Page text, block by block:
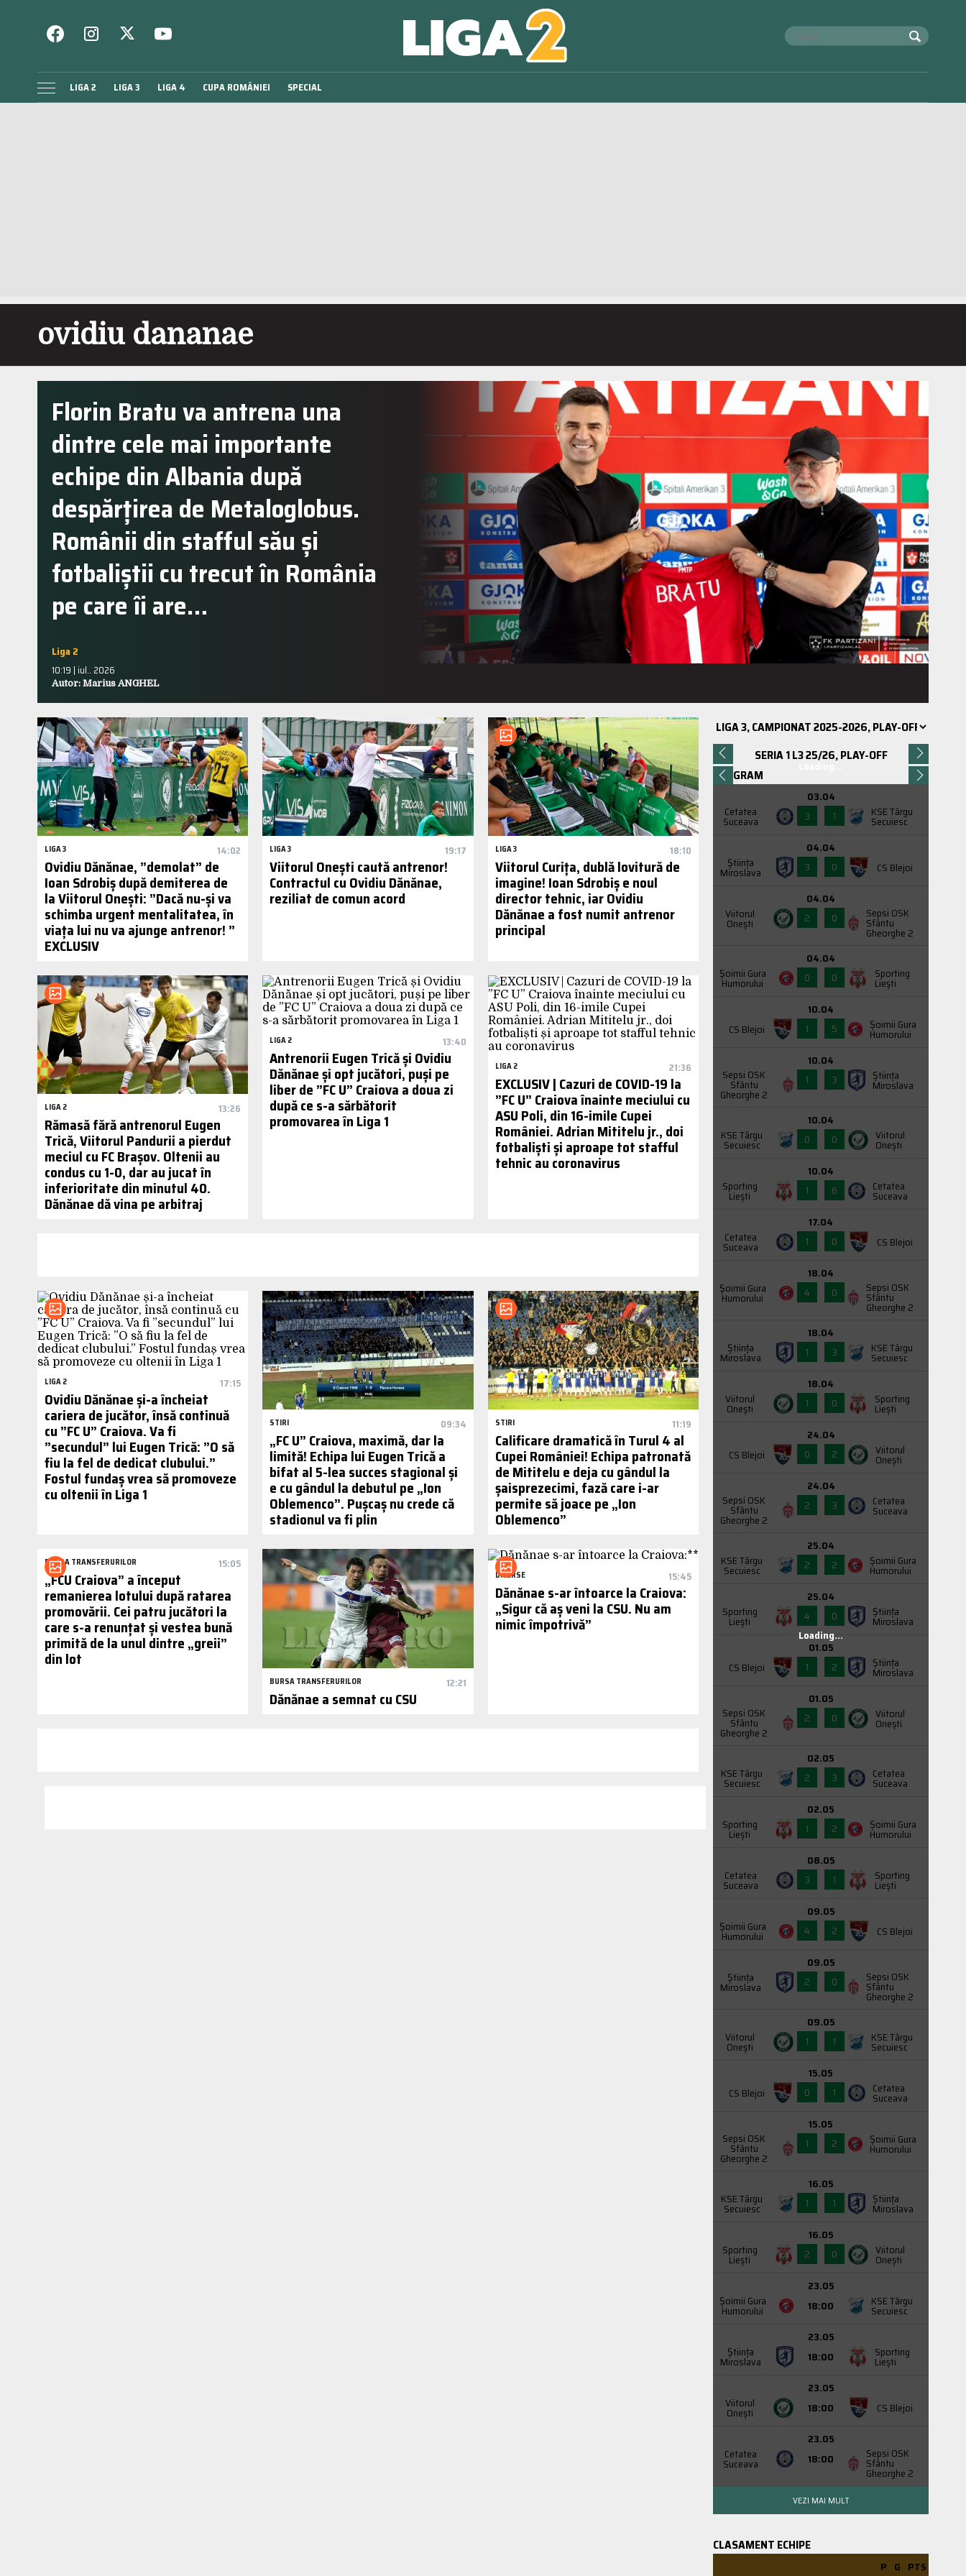
LIGA 2 LIGA 3 LIGA 4 CUPA ROMÂNIEI SPECIAL
ovidiu dananae
Florin Bratu va antrena una
dintre cele mai importante
echipe din Albania după
despărțirea de Metaloglobus.
Românii din stafful său și
fotbaliștii cu trecut în România
pe care îi are…
Liga 2
10:19 | iul.. 2026
Autor: Marius ANGHEL
LIGA 3 14:02
Ovidiu Dănănae, ”demolat” de
Ioan Sdrobiș după demiterea de
la Viitorul Onești: ”Dacă nu-și va
schimba urgent mentalitatea, în
viața lui nu va ajunge antrenor! ”
EXCLUSIV
LIGA 3 19:17
Viitorul Onești caută antrenor!
Contractul cu Ovidiu Dănănae,
reziliat de comun acord
LIGA 3 18:10
Viitorul Curița, dublă lovitură de
imagine! Ioan Sdrobiș e noul
director tehnic, iar Ovidiu
Dănănae a fost numit antrenor
principal
LIGA 2 13:26
Rămasă fără antrenorul Eugen
Trică, Viitorul Pandurii a pierdut
meciul cu FC Brașov. Oltenii au
condus cu 1-0, dar au jucat în
inferioritate din minutul 40.
Dănănae dă vina pe arbitraj
LIGA 2 13:40
Antrenorii Eugen Trică și Ovidiu
Dănănae și opt jucători, puși pe
liber de ”FC U” Craiova a doua zi
după ce s-a sărbătorit
promovarea în Liga 1
LIGA 2 21:36
EXCLUSIV | Cazuri de COVID-19 la
”FC U” Craiova înainte meciului cu
ASU Poli, din 16-imile Cupei
României. Adrian Mititelu jr., doi
fotbaliști și aproape tot stafful
tehnic au coronavirus
LIGA 2 17:15
Ovidiu Dănănae și-a încheiat
cariera de jucător, însă continuă
cu ”FC U” Craiova. Va fi
”secundul” lui Eugen Trică: ”O să
fiu la fel de dedicat clubului.”
Fostul fundaș vrea să promoveze
cu oltenii în Liga 1
STIRI 09:34
„FC U” Craiova, maximă, dar la
limită! Echipa lui Eugen Trică a
bifat al 5-lea succes stagional și
e cu gândul la debutul pe „Ion
Oblemenco”. Pușcaș nu crede că
stadionul va fi plin
STIRI 11:19
Calificare dramatică în Turul 4 al
Cupei României! Echipa patronată
de Mititelu e deja cu gândul la
șaisprezecimi, fază care i-ar
permite să joace pe „Ion
Oblemenco”
BURSA TRANSFERURILOR 15:05
„FCU Craiova” a început
remanierea lotului după ratarea
promovării. Cei patru jucători la
care s-a renunțat și vestea bună
primită de la unul dintre „greii”
din lot
BURSA TRANSFERURILOR 12:21
Dănănae a semnat cu CSU
DIVERSE 15:45
Dănănae s-ar întoarce la Craiova:
„Sigur că aș veni la CSU. Nu am
nimic împotrivă”
SERIA 1 L3 25/26, PLAY-OFF
PROGRAM
Cetatea
Suceava
03.04
3
1 KSE Târgu
Secuiesc
Știința
Miroslava
04.04
3
0 CS Blejoi
Viitorul
Onești
04.04
2
0 Sepsi OSK
Sfântu
Gheorghe 2
Şoimii Gura
Humorului
04.04
0
0 Sporting
Liești
CS Blejoi
10.04
1
5 Şoimii Gura
Humorului
Sepsi OSK
Sfântu
Gheorghe 2
10.04
1
3 Știința
Miroslava
KSE Târgu
Secuiesc
10.04
0
0 Viitorul
Onești
Sporting
Liești
10.04
1
6 Cetatea
Suceava
Cetatea
Suceava
17.04
1
0 CS Blejoi
Şoimii Gura
Humorului
18.04
4
0 Sepsi OSK
Sfântu
Gheorghe 2
Știința
Miroslava
18.04
1
3 KSE Târgu
Secuiesc
Viitorul
Onești
18.04
1
0 Sporting
Liești
CS Blejoi
24.04
0
2 Viitorul
Onești
Sepsi OSK
Sfântu
Gheorghe 2
24.04
2
3 Cetatea
Suceava
KSE Târgu
Secuiesc
25.04
2
2 Şoimii Gura
Humorului
Sporting
Liești
25.04
4
0 Știința
Miroslava
CS Blejoi
01.05
1
2 Știința
Miroslava
Sepsi OSK
Sfântu
Gheorghe 2
01.05
2
0 Viitorul
Onești
KSE Târgu
Secuiesc
02.05
2
3 Cetatea
Suceava
Sporting
Liești
02.05
1
2 Şoimii Gura
Humorului
Cetatea
Suceava
08.05
3
1 Sporting
Liești
Şoimii Gura
Humorului
09.05
4
2 CS Blejoi
Știința
Miroslava
09.05
2
0 Sepsi OSK
Sfântu
Gheorghe 2
Viitorul
Onești
09.05
1
1 KSE Târgu
Secuiesc
CS Blejoi
15.05
0
1 Cetatea
Suceava
Sepsi OSK
Sfântu
Gheorghe 2
15.05
1
2 Şoimii Gura
Humorului
KSE Târgu
Secuiesc
16.05
1
1 Știința
Miroslava
Sporting
Liești
16.05
2
0 Viitorul
Onești
Şoimii Gura
Humorului
23.05
18:00
KSE Târgu
Secuiesc
Știința
Miroslava
23.05
18:00
Sporting
Liești
Viitorul
Onești
23.05
18:00
CS Blejoi
Cetatea
Suceava
23.05
18:00
Sepsi OSK
Sfântu
Gheorghe 2
Loading...
VEZI MAI MULT
CLASAMENT ECHIPE
P G PTS